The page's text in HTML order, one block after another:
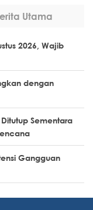
Utama
2026, Wajib
dengan
Sementara
Gangguan